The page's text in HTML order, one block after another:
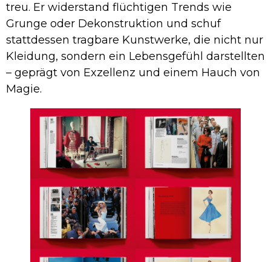
treu. Er widerstand flüchtigen Trends wie
Grunge oder Dekonstruktion und schuf
stattdessen tragbare Kunstwerke, die nicht nur
Kleidung, sondern ein Lebensgefühl darstellten
– geprägt von Exzellenz und einem Hauch von
Magie.